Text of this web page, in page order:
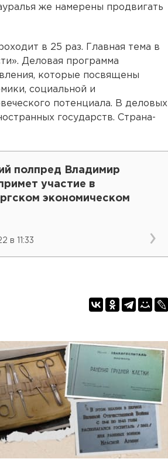
же намерены продвигать
в 25 раз. Главная тема в
Деловая программа
которые посвящены
социальной и
потенциала. В деловых
государств. Страна-
полпред Владимир
участие в
экономическом
в 11:33